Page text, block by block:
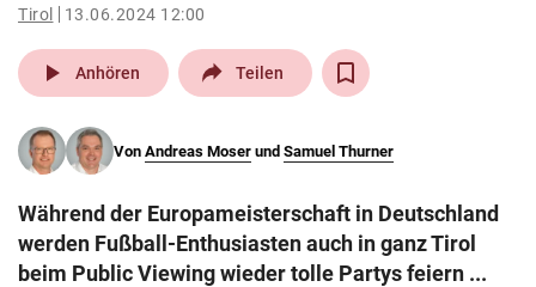
pin_drop
Wien arrow_right
search
eingeben
Tirol 13.06.2024 12:00
play_arrow Anhören Teilen
Von Andreas Moser und Samuel Thurner
Während der Europameisterschaft in Deutschland
werden Fußball-Enthusiasten auch in ganz Tirol
beim Public Viewing wieder tolle Partys feiern ...